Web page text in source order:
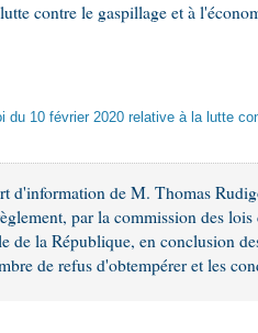
contre le gaspillage et à
du 10 février 2020 relative à la lutte
d'information de M. Thomas
par la commission des
de la République, en conclusion
de refus d'obtempérer et les